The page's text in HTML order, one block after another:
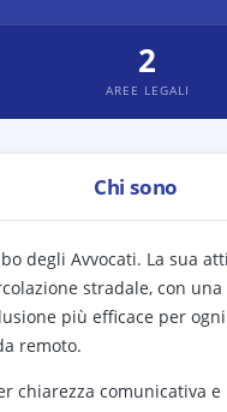
2
AREE LEGALI
Chi sono
degli Avvocati. La sua
stradale, con
più efficace per
remoto.
chiarezza comunicativa